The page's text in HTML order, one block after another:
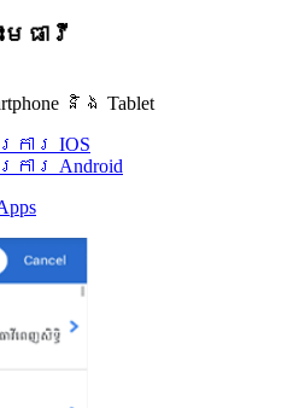
ធាវី
និង Tablet
ារ IOS
រ Android